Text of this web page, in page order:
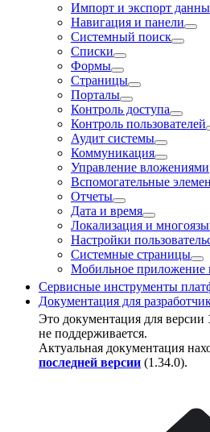
Импорт и экспорт
Навигация и панели
Системный поиск
Списки
Формы
Страницы
Порталы
Контроль доступа
Контроль пользователей
Аудит системы
Коммуникация
Управление вложениями
Вспомогательные
Отчеты
Дата и время
Локализация и
Настройки
Системные страницы
Мобильное приложение
Сервисные инструменты
Документация для
Это документация для версии
не поддерживается.
Актуальная документация
последней версии (1.34.0).